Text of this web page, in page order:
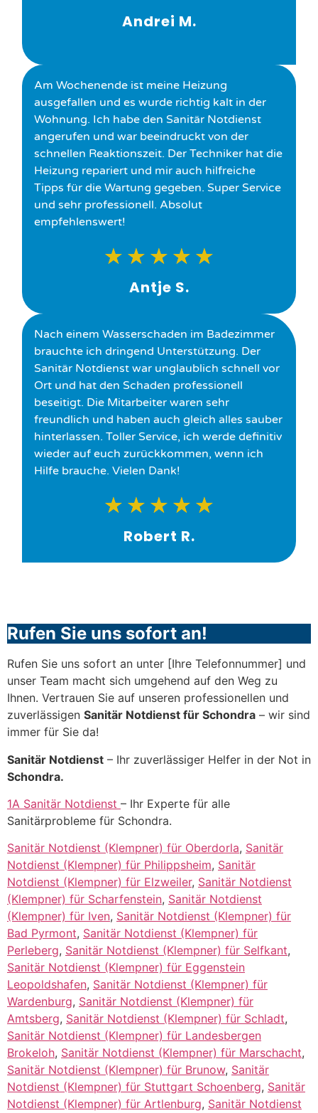
Andrei M.
Am Wochenende ist meine Heizung
ausgefallen und es wurde richtig kalt in der
Wohnung. Ich habe den Sanitär Notdienst
angerufen und war beeindruckt von der
schnellen Reaktionszeit. Der Techniker hat die
Heizung repariert und mir auch hilfreiche
Tipps für die Wartung gegeben. Super Service
und sehr professionell. Absolut
empfehlenswert!
★ ★ ★ ★ ★
Antje S.
Nach einem Wasserschaden im Badezimmer
brauchte ich dringend Unterstützung. Der
Sanitär Notdienst war unglaublich schnell vor
Ort und hat den Schaden professionell
beseitigt. Die Mitarbeiter waren sehr
freundlich und haben auch gleich alles sauber
hinterlassen. Toller Service, ich werde definitiv
wieder auf euch zurückkommen, wenn ich
Hilfe brauche. Vielen Dank!
★ ★ ★ ★ ★
Robert R.
Rufen Sie uns sofort an!
Rufen Sie uns sofort an unter [Ihre Telefonnummer] und
unser Team macht sich umgehend auf den Weg zu
Ihnen. Vertrauen Sie auf unseren professionellen und
zuverlässigen Sanitär Notdienst für Schondra – wir sind
immer für Sie da!
Sanitär Notdienst – Ihr zuverlässiger Helfer in der Not in
Schondra.
1A Sanitär Notdienst – Ihr Experte für alle
Sanitärprobleme für Schondra.
Sanitär Notdienst (Klempner) für Oberdorla, Sanitär
Notdienst (Klempner) für Philippsheim, Sanitär
Notdienst (Klempner) für Elzweiler, Sanitär Notdienst
(Klempner) für Scharfenstein, Sanitär Notdienst
(Klempner) für Iven, Sanitär Notdienst (Klempner) für
Bad Pyrmont, Sanitär Notdienst (Klempner) für
Perleberg, Sanitär Notdienst (Klempner) für Selfkant,
Sanitär Notdienst (Klempner) für Eggenstein
Leopoldshafen, Sanitär Notdienst (Klempner) für
Wardenburg, Sanitär Notdienst (Klempner) für
Amtsberg, Sanitär Notdienst (Klempner) für Schladt,
Sanitär Notdienst (Klempner) für Landesbergen
Brokeloh, Sanitär Notdienst (Klempner) für Marschacht,
Sanitär Notdienst (Klempner) für Brunow, Sanitär
Notdienst (Klempner) für Stuttgart Schoenberg, Sanitär
Notdienst (Klempner) für Artlenburg, Sanitär Notdienst